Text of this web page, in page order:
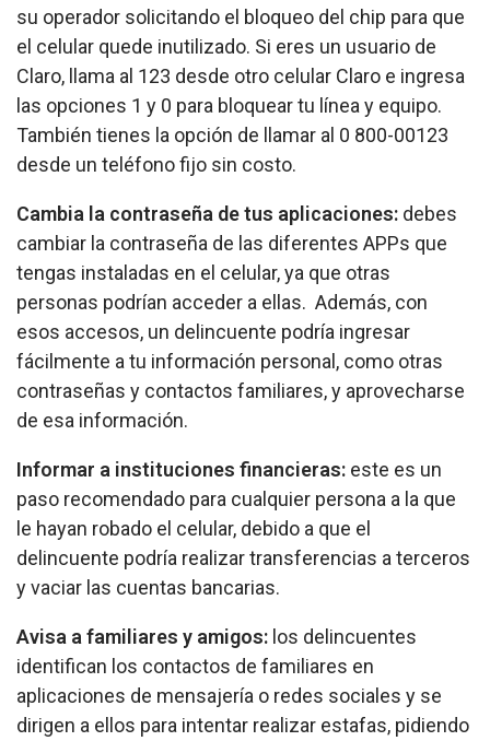
su operador solicitando el bloqueo del chip para que
el celular quede inutilizado. Si eres un usuario de
Claro, llama al 123 desde otro celular Claro e ingresa
las opciones 1 y 0 para bloquear tu línea y equipo.
También tienes la opción de llamar al 0 800-00123
desde un teléfono fijo sin costo.
Cambia la contraseña de tus aplicaciones: debes
cambiar la contraseña de las diferentes APPs que
tengas instaladas en el celular, ya que otras
personas podrían acceder a ellas. Además, con
esos accesos, un delincuente podría ingresar
fácilmente a tu información personal, como otras
contraseñas y contactos familiares, y aprovecharse
de esa información.
Informar a instituciones financieras: este es un
paso recomendado para cualquier persona a la que
le hayan robado el celular, debido a que el
delincuente podría realizar transferencias a terceros
y vaciar las cuentas bancarias.
Avisa a familiares y amigos: los delincuentes
identifican los contactos de familiares en
aplicaciones de mensajería o redes sociales y se
dirigen a ellos para intentar realizar estafas, pidiendo